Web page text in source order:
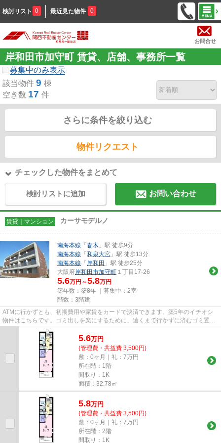
検討リスト 0 最近見た物件 0
お問合せ
岸和田市加守町 賃貸、店舗、事務所一覧
募集中のみ表示
該当物件 9 棟
空き数 17 件
さらに条件を絞り込む
物件リクエスト
チェックした物件をまとめて
検討リストに追加 お問い合わせ
賃貸｜マンション カーサモデルノ
南海本線 「 春木 」駅 徒歩9分
南海本線 「 和泉大宮 」駅 徒歩13分
南海本線 「 岸和田 」駅 徒歩25分
大阪府岸和田市加守町 １丁目17-26
5.6万円～5.8万円
築年数：築8年 ｜募集中： 2室
階数：3階建
ATMに行かずとも、初期費用や家賃をカードで決済できます。築5年のイチオシ
物件はこちらです。ゴミ出しを楽にするために、遠くまで行かずに済むゴミ置き
場を共用部に付けています。新...
5.6万円
(管理費・共益費 3,500円)
敷：0ヶ月｜礼：7万円
所在階：1階
間取り：1K
面積：32.78㎡
5.8万円
(管理費・共益費 3,500円)
敷：0ヶ月｜礼：7万円
所在階：2階
間取り：1K